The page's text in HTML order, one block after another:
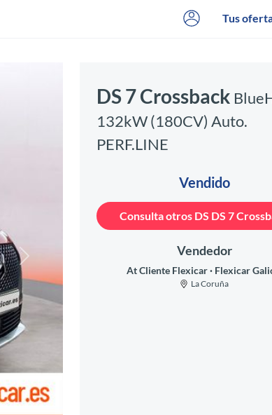
Tus
Siguiente
DS 7 Crossback
132kW (180CV) Auto.
PERF.LINE
Vendido
Consulta otros DS DS 7
Vendedor
At Cliente Flexicar Flexicar
La Coruña